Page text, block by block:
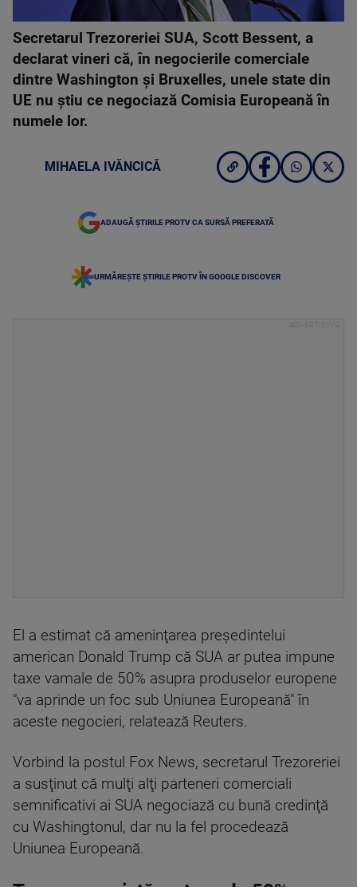
Secretarul Trezoreriei SUA, Scott Bessent, a
declarat vineri că, în negocierile comerciale
dintre Washington şi Bruxelles, unele state din
UE nu ştiu ce negociază Comisia Europeană în
numele lor.
MIHAELA IVĂNCICĂ
ADAUGĂ ȘTIRILE PROTV CA SURSĂ PREFERATĂ
URMĂREȘTE ȘTIRILE PROTV ÎN GOOGLE DISCOVER
El a estimat că ameninţarea preşedintelui
american Donald Trump că SUA ar putea impune
taxe vamale de 50% asupra produselor europene
"va aprinde un foc sub Uniunea Europeană" în
aceste negocieri, relatează Reuters.
Vorbind la postul Fox News, secretarul Trezoreriei
a susţinut că mulţi alţi parteneri comerciali
semnificativi ai SUA negociază cu bună credinţă
cu Washingtonul, dar nu la fel procedează
Uniunea Europeană.